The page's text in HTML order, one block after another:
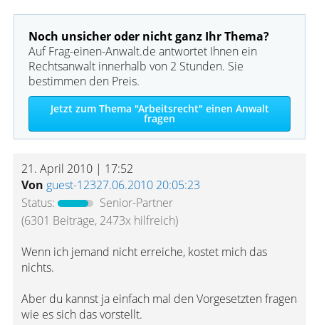
Noch unsicher oder nicht ganz Ihr Thema?
Auf Frag-einen-Anwalt.de antwortet Ihnen ein
Rechtsanwalt innerhalb von 2 Stunden. Sie
bestimmen den Preis.
Jetzt zum Thema "Arbeitsrecht" einen Anwalt
fragen
21. April 2010 | 17:52
Von guest-12327.06.2010 20:05:23
Status:
Senior-Partner
(6301 Beiträge, 2473x hilfreich)
Wenn ich jemand nicht erreiche, kostet mich das
nichts.
Aber du kannst ja einfach mal den Vorgesetzten fragen
wie es sich das vorstellt.